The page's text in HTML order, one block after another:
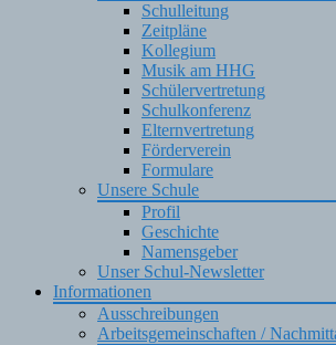
Schulleitung
Zeitpläne
Kollegium
Musik am HHG
Schülervertretung
Schulkonferenz
Elternvertretung
Förderverein
Formulare
Unsere Schule
Profil
Geschichte
Namensgeber
Unser Schul-Newsletter
Informationen
Ausschreibungen
Arbeitsgemeinschaften /